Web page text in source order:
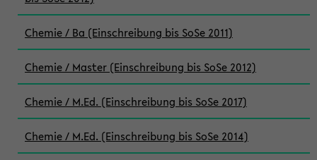
Chemie / Ba (Einschreibung bis SoSe 2011)
Chemie / Master (Einschreibung bis SoSe 2012)
Chemie / M.Ed. (Einschreibung bis SoSe 2017)
Chemie / M.Ed. (Einschreibung bis SoSe 2014)